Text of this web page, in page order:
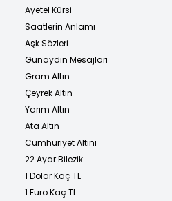
Ayetel Kürsi
Saatlerin Anlamı
Aşk Sözleri
Günaydın Mesajları
Gram Altın
Çeyrek Altın
Yarım Altın
Ata Altın
Cumhuriyet Altını
22 Ayar Bilezik
1 Dolar Kaç TL
1 Euro Kaç TL